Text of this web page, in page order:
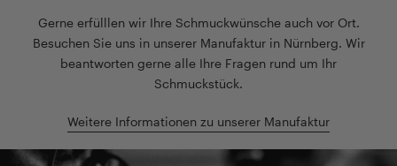
Gerne erfülllen wir Ihre Schmuckwünsche auch vor Ort.
Besuchen Sie uns in unserer Manufaktur in Nürnberg. Wir
beantworten gerne alle Ihre Fragen rund um Ihr
Schmuckstück.
Weitere Informationen zu unserer Manufaktur